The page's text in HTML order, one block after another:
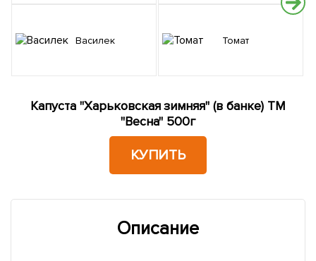
Василек Томат
Капуста "Харьковская зимняя" (в банке) ТМ
"Весна" 500г
КУПИТЬ
Описание